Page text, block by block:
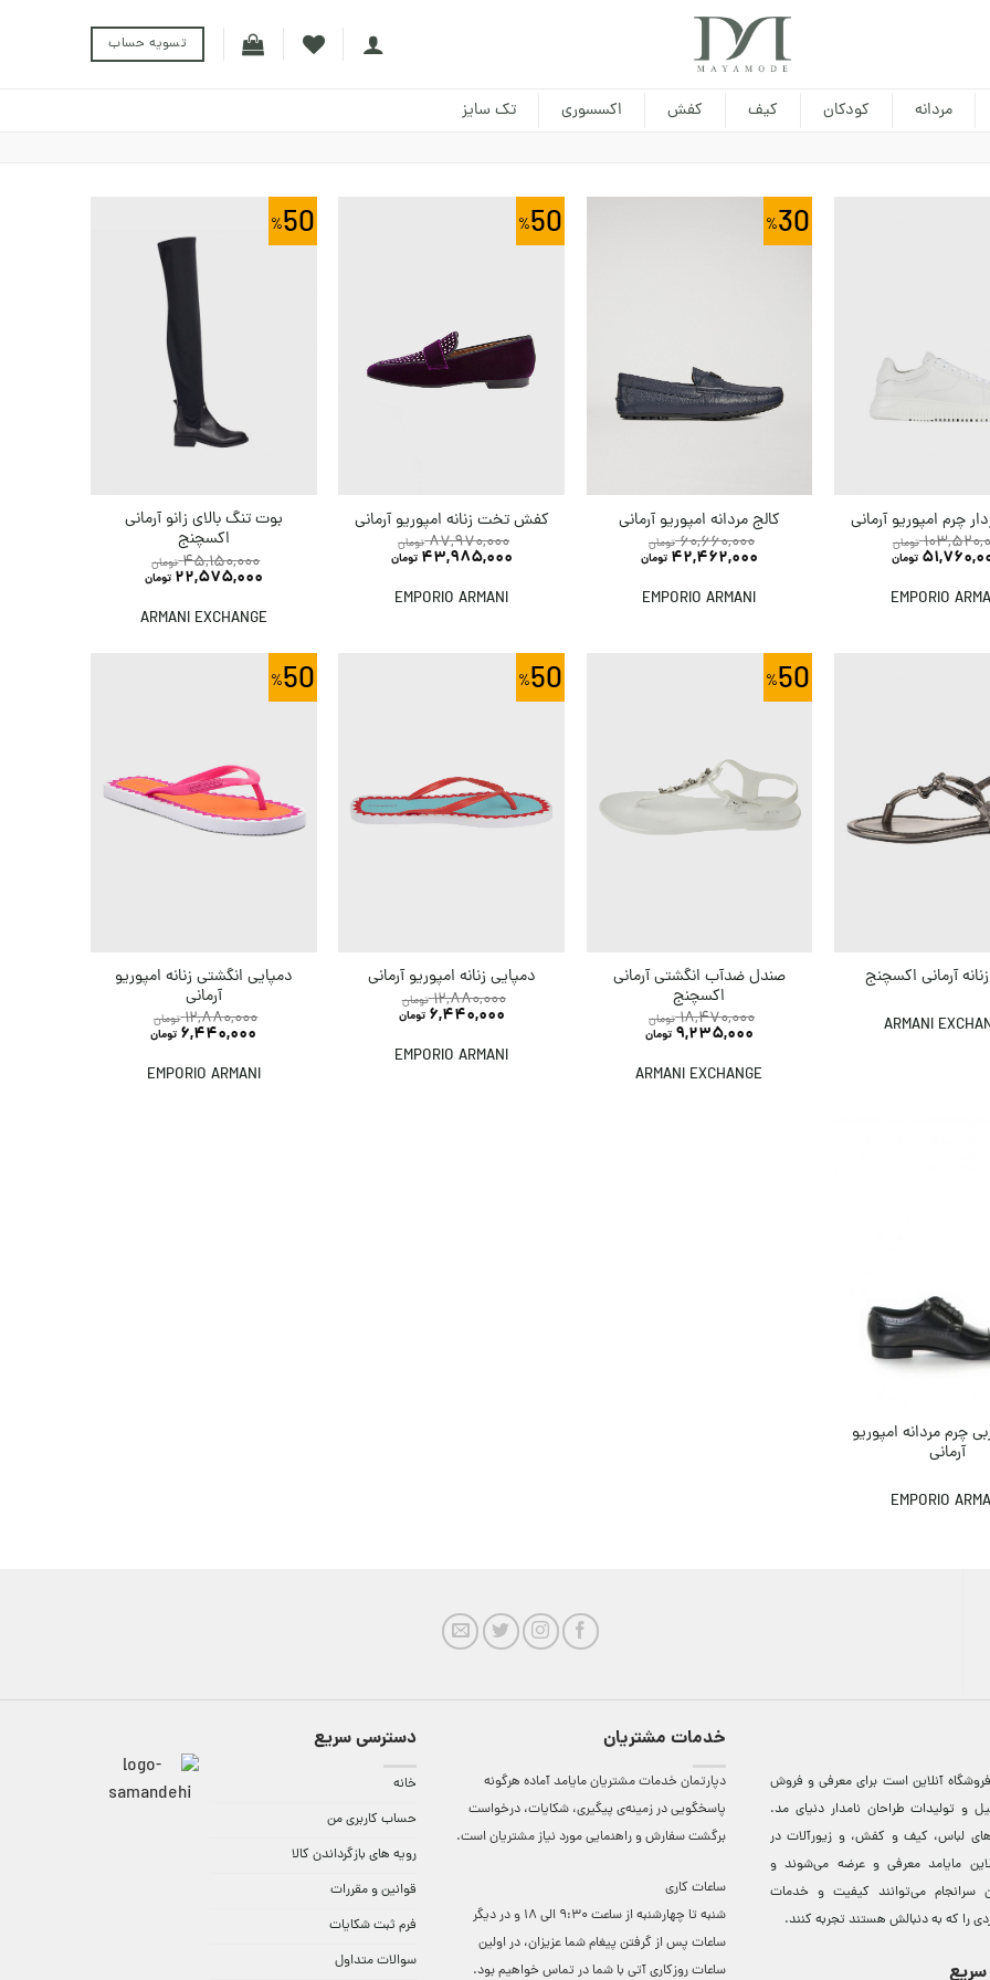
تسویه حساب
مردانه کودکان کیف کفش اکسسوری تک سایز
چرم امپوریو آرمانی
تومان
تومان
EMPORIO
30
کالج مردانه امپوریو آرمانی
60,660,000 تومان
42,462,000 تومان
EMPORIO ARMANI
50
کفش تخت زنانه امپوریو آرمانی
87,970,000 تومان
43,985,000 تومان
EMPORIO ARMANI
50
بوت تنگ بالای زانو آرمانی
اکسچنج
45,150,000 تومان
22,575,000 تومان
ARMANI EXCHANGE
آرمانی اکسچنج
ARMANI
50
صندل ضدآب انگشتی آرمانی
اکسچنج
18,470,000 تومان
9,235,000 تومان
ARMANI EXCHANGE
50
دمپایی زنانه امپوریو آرمانی
12,880,000 تومان
6,440,000 تومان
EMPORIO ARMANI
50
دمپایی انگشتی زنانه امپوریو
آرمانی
12,880,000 تومان
6,440,000 تومان
EMPORIO ARMANI
چرم مردانه امپوریو
آرمانی
EMPORIO
آنلاين است برای معرفی و فروش
و توليدات طراحان نامدار دنيای مد.
لباس، کيف و کفش، و زيورآلات در
مایامد معرفی و عرضه می‌شوند و
سرانجام می‌توانند کيفيت و خدمات
را که به دنبالش هستند تجربه کنند.
خدمات مشتریان
دپارتمان خدمات مشتریان مایامد آماده هرگونه
پاسخگویی در زمینه‌ی پیگیری، شکایات، درخواست
برگشت سفارش و راهنمایی مورد نیاز مشتریان است.
ساعات کاری
شنبه تا چهارشنبه از ساعت 9:30 الی 18 و در دیگر
ساعات ‌پس از گرفتن پیغام شما عزیزان، در اولین
ساعات روزکاری آتی با شما در تماس خواهیم بود.
دسترسی سریع
خانه
حساب کاربری من
رویه های بازگرداندن کالا
قوانین و مقررات
فرم ثبت شکایات
سوالات متداول